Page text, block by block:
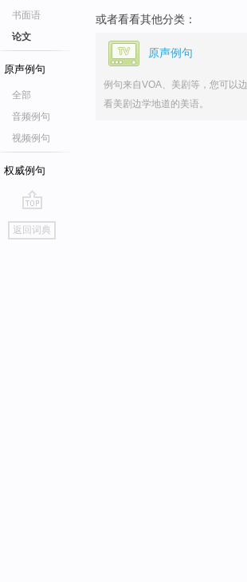
书面语
论文
原声例句
全部
音频例句
视频例句
权威例句
go
top
返回词典
或者看看其他分类：
原声例句
例句来自VOA、美剧等，您可以边
看美剧边学地道的美语。